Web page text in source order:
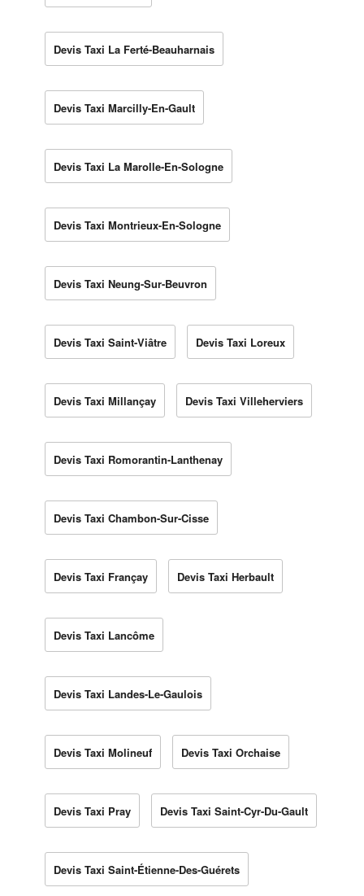
Devis Taxi La Ferté-Beauharnais
Devis Taxi Marcilly-En-Gault
Devis Taxi La Marolle-En-Sologne
Devis Taxi Montrieux-En-Sologne
Devis Taxi Neung-Sur-Beuvron
Devis Taxi Saint-Viâtre Devis Taxi Loreux
Devis Taxi Millançay Devis Taxi Villeherviers
Devis Taxi Romorantin-Lanthenay
Devis Taxi Chambon-Sur-Cisse
Devis Taxi Françay Devis Taxi Herbault
Devis Taxi Lancôme
Devis Taxi Landes-Le-Gaulois
Devis Taxi Molineuf Devis Taxi Orchaise
Devis Taxi Pray Devis Taxi Saint-Cyr-Du-Gault
Devis Taxi Saint-Étienne-Des-Guérets